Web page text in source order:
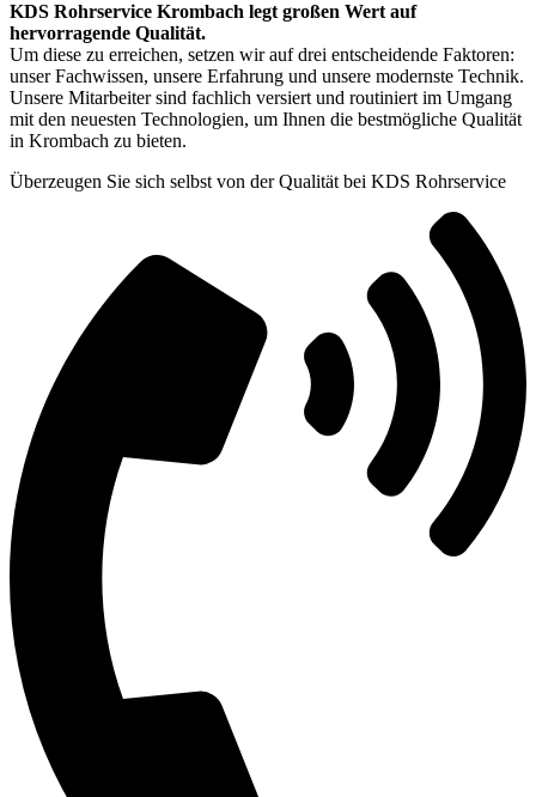
KDS Rohrservice Krombach legt großen Wert auf
hervorragende Qualität.
Um diese zu erreichen, setzen wir auf drei entscheidende Faktoren:
unser Fachwissen, unsere Erfahrung und unsere modernste Technik.
Unsere Mitarbeiter sind fachlich versiert und routiniert im Umgang
mit den neuesten Technologien, um Ihnen die bestmögliche Qualität
in Krombach zu bieten.
Überzeugen Sie sich selbst von der Qualität bei KDS Rohrservice